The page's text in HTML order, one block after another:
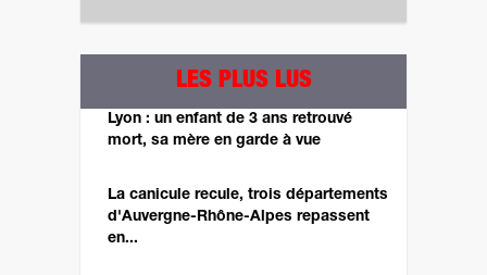
LES PLUS LUS
Lyon : un enfant de 3 ans retrouvé
mort, sa mère en garde à vue
La canicule recule, trois départements
d'Auvergne-Rhône-Alpes repassent
en...